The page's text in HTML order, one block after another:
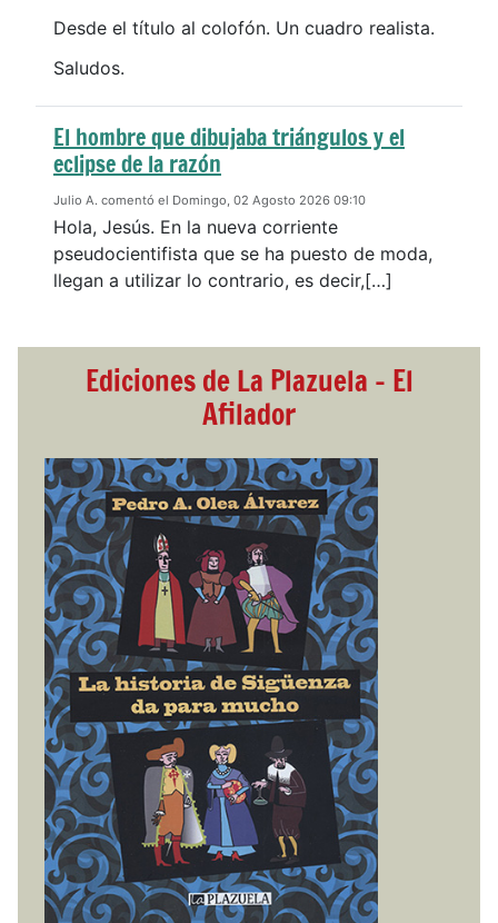
Desde el título al colofón. Un cuadro realista.
Saludos.
El hombre que dibujaba triángulos y el
eclipse de la razón
Julio A. comentó el Domingo, 02 Agosto 2026 09:10
Hola, Jesús. En la nueva corriente
pseudocientifista que se ha puesto de moda,
llegan a utilizar lo contrario, es decir,[…]
Ediciones de La Plazuela - El
Afilador